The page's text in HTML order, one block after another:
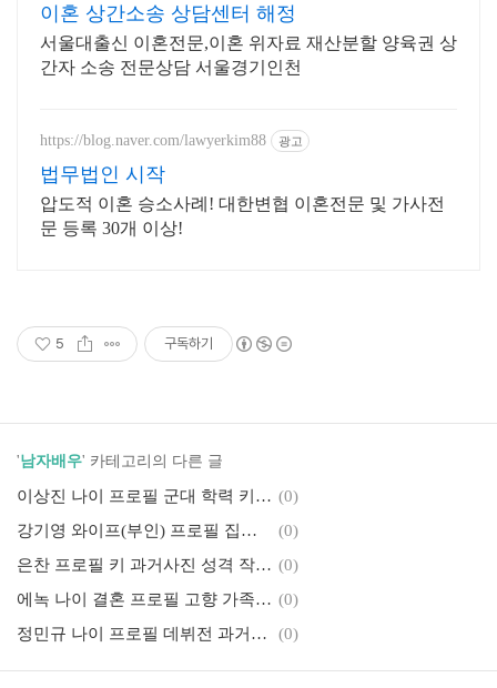
이혼 상간소송 상담센터 해정
서울대출신 이혼전문,이혼 위자료 재산분할 양육권 상
간자 소송 전문상담 서울경기인천
https://blog.naver.com/lawyerkim88 광고
법무법인 시작
압도적 이혼 승소사례! 대한변협 이혼전문 및 가사전
문 등록 30개 이상!
5 구독하기
'남자배우' 카테고리의 다른 글
이상진 나이 프로필 군대 학력 키 필모그래피 작품활동 (0)
강기영 와이프(부인) 프로필 집안 자녀 장모 필모그래피 작품활동
(0)
은찬 프로필 키 과거사진 성격 작품활동 같은 소속사 다른 인물 (0)
에녹 나이 결혼 프로필 고향 가족 키 필모그래피 작품활동 (0)
정민규 나이 프로필 데뷔전 과거사진 작품활동 함께 출연한 다른 인물
(0)